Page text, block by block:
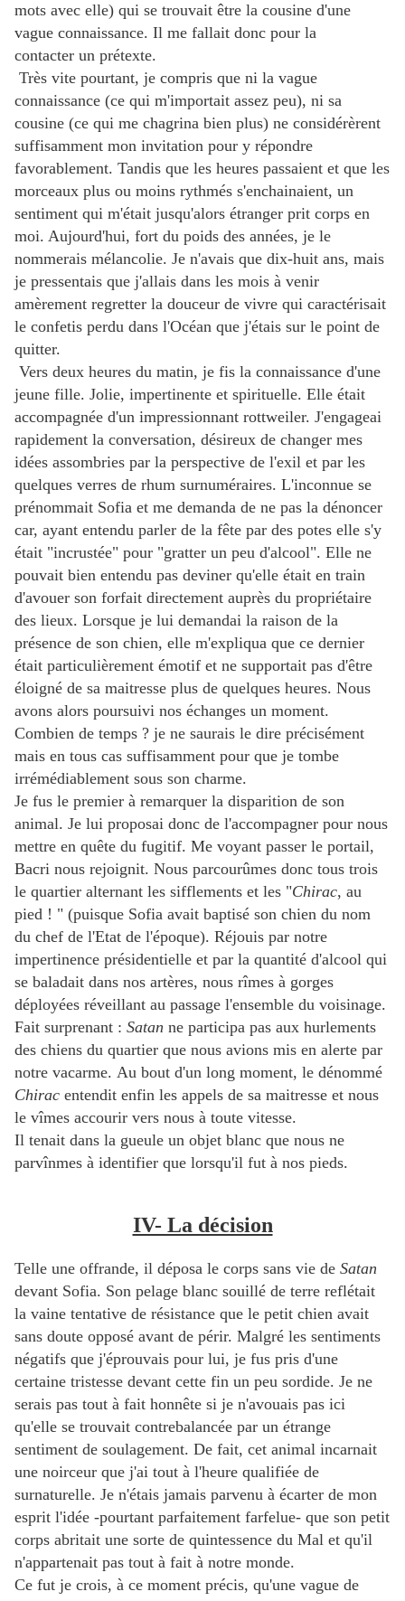
mots avec elle) qui se trouvait être la cousine d'une
vague connaissance. Il me fallait donc pour la
contacter un prétexte.
Très vite pourtant, je compris que ni la vague
connaissance (ce qui m'importait assez peu), ni sa
cousine (ce qui me chagrina bien plus) ne considérèrent
suffisamment mon invitation pour y répondre
favorablement. Tandis que les heures passaient et que les
morceaux plus ou moins rythmés s'enchainaient, un
sentiment qui m'était jusqu'alors étranger prit corps en
moi. Aujourd'hui, fort du poids des années, je le
nommerais mélancolie. Je n'avais que dix-huit ans, mais
je pressentais que j'allais dans les mois à venir
amèrement regretter la douceur de vivre qui caractérisait
le confetis perdu dans l'Océan que j'étais sur le point de
quitter.
Vers deux heures du matin, je fis la connaissance d'une
jeune fille. Jolie, impertinente et spirituelle. Elle était
accompagnée d'un impressionnant rottweiler. J'engageai
rapidement la conversation, désireux de changer mes
idées assombries par la perspective de l'exil et par les
quelques verres de rhum surnuméraires. L'inconnue se
prénommait Sofia et me demanda de ne pas la dénoncer
car, ayant entendu parler de la fête par des potes elle s'y
était "incrustée" pour "gratter un peu d'alcool". Elle ne
pouvait bien entendu pas deviner qu'elle était en train
d'avouer son forfait directement auprès du propriétaire
des lieux. Lorsque je lui demandai la raison de la
présence de son chien, elle m'expliqua que ce dernier
était particulièrement émotif et ne supportait pas d'être
éloigné de sa maitresse plus de quelques heures. Nous
avons alors poursuivi nos échanges un moment.
Combien de temps ? je ne saurais le dire précisément
mais en tous cas suffisamment pour que je tombe
irrémédiablement sous son charme.
Je fus le premier à remarquer la disparition de son
animal. Je lui proposai donc de l'accompagner pour nous
mettre en quête du fugitif. Me voyant passer le portail,
Bacri nous rejoignit. Nous parcourûmes donc tous trois
le quartier alternant les sifflements et les "Chirac, au
pied ! " (puisque Sofia avait baptisé son chien du nom
du chef de l'Etat de l'époque). Réjouis par notre
impertinence présidentielle et par la quantité d'alcool qui
se baladait dans nos artères, nous rîmes à gorges
déployées réveillant au passage l'ensemble du voisinage.
Fait surprenant : Satan ne participa pas aux hurlements
des chiens du quartier que nous avions mis en alerte par
notre vacarme. Au bout d'un long moment, le dénommé
Chirac entendit enfin les appels de sa maitresse et nous
le vîmes accourir vers nous à toute vitesse.
Il tenait dans la gueule un objet blanc que nous ne
parvînmes à identifier que lorsqu'il fut à nos pieds.
IV- La décision
Telle une offrande, il déposa le corps sans vie de Satan
devant Sofia. Son pelage blanc souillé de terre reflétait
la vaine tentative de résistance que le petit chien avait
sans doute opposé avant de périr. Malgré les sentiments
négatifs que j'éprouvais pour lui, je fus pris d'une
certaine tristesse devant cette fin un peu sordide. Je ne
serais pas tout à fait honnête si je n'avouais pas ici
qu'elle se trouvait contrebalancée par un étrange
sentiment de soulagement. De fait, cet animal incarnait
une noirceur que j'ai tout à l'heure qualifiée de
surnaturelle. Je n'étais jamais parvenu à écarter de mon
esprit l'idée -pourtant parfaitement farfelue- que son petit
corps abritait une sorte de quintessence du Mal et qu'il
n'appartenait pas tout à fait à notre monde.
Ce fut je crois, à ce moment précis, qu'une vague de